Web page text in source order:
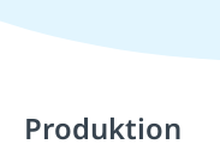
Produktion